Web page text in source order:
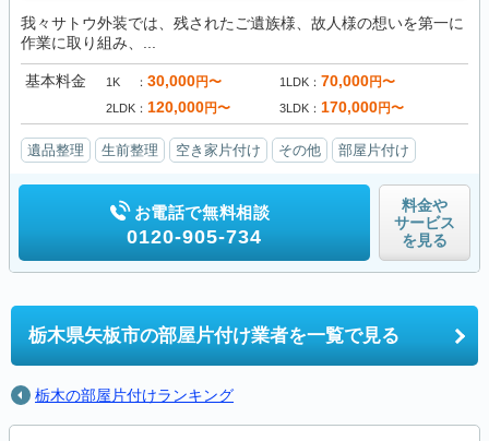
我々サトウ外装では、残されたご遺族様、故人様の想いを第一に
作業に取り組み、...
基本料金 1K 30,000円〜 1LDK 70,000円〜
2LDK 120,000円〜 3LDK 170,000円〜
遺品整理 生前整理 空き家片付け その他 部屋片付け
お電話で無料相談
0120-905-734
料金や
サービス
を見る
栃木県矢板市の部屋片付け業者を一覧で見る
栃木の部屋片付けランキング